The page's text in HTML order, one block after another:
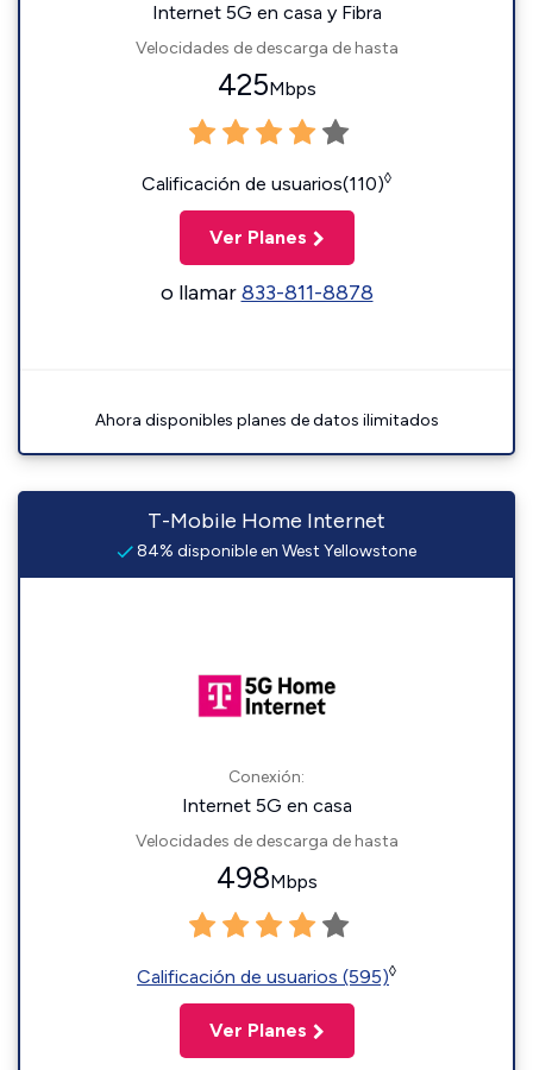
Internet 5G en casa y Fibra
Velocidades de descarga de hasta
425Mbps
Calificación de usuarios(110)◊
Ver Planes
o llamar833-811-8878
Ahora disponibles planes de datos ilimitados
T-Mobile Home Internet
84% disponible en West Yellowstone
Conexión:
Internet 5G en casa
Velocidades de descarga de hasta
498Mbps
Calificación de usuarios (595)◊
Ver Planes